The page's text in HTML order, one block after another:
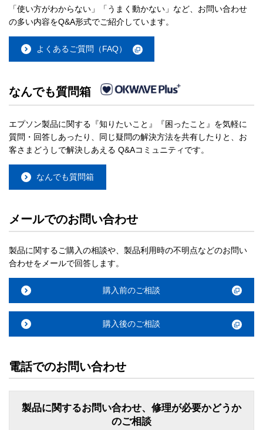
「使い方がわからない」「うまく動かない」など、お問い合わせ
の多い内容をQ&A形式でご紹介しています。
よくあるご質問（FAQ）
なんでも質問箱
エプソン製品に関する『知りたいこと』『困ったこと』を気軽に
質問・回答しあったり、同じ疑問の解決方法を共有したりと、お
客さまどうしで解決しあえる Q&Aコミュニティです。
なんでも質問箱
メールでのお問い合わせ
製品に関するご購入の相談や、製品利用時の不明点などのお問い
合わせをメールで回答します。
購入前のご相談
購入後のご相談
電話でのお問い合わせ
製品に関するお問い合わせ、修理が必要かどうか
のご相談